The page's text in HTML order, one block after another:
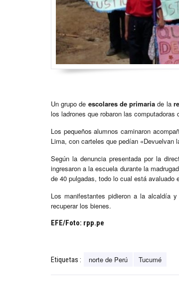
Un grupo de escolares de primaria de la
los ladrones que robaron las
Los pequeños alumnos caminaron
Lima, con carteles que pedían
Según la denuncia presentada por la
ingresaron a la escuela durante la
de 40 pulgadas, todo lo cual está avaluado
Los manifestantes pidieron a la alcaldía
recuperar los bienes.
EFE/Foto: rpp.pe
Etiquetas : norte de Perú Tucumé